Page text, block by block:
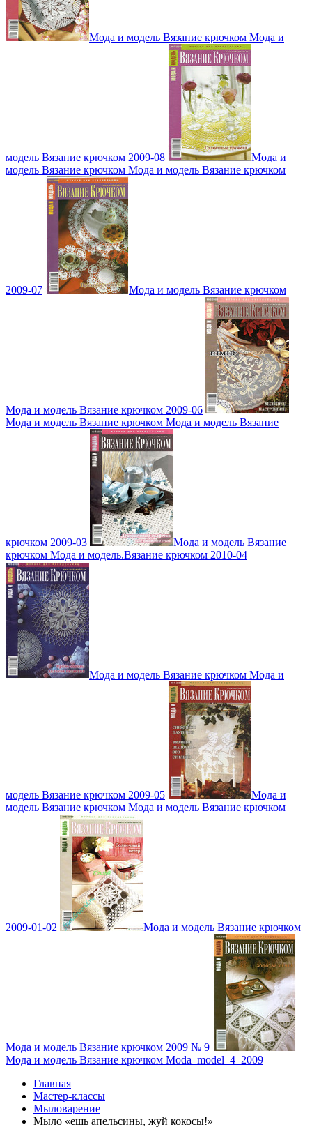
Мода и модель Вязание крючком Мода и
модель Вязание крючком 2009-08
Мода и
модель Вязание крючком Мода и модель Вязание крючком
2009-07 Мода и модель Вязание крючком
Мода и модель Вязание крючком 2009-06
Мода и модель Вязание крючком Мода и модель Вязание
крючком 2009-03
Мода и модель Вязание
крючком Мода и модель.Вязание крючком 2010-04
Мода и модель Вязание крючком Мода и
модель Вязание крючком 2009-05
Мода и
модель Вязание крючком Мода и модель Вязание крючком
2009-01-02 Мода и модель Вязание крючком
Мода и модель Вязание крючком 2009 № 9
Мода и модель Вязание крючком Moda_model_4_2009
Главная
Мастер-классы
Мыловарение
Мыло «ешь апельсины, жуй кокосы!»